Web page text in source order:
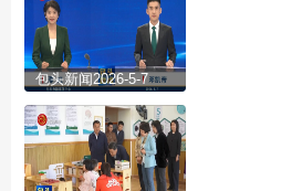
包头新闻2026-5-7